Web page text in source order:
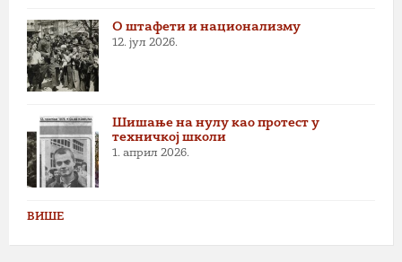
О штафети и национализму
12. јул 2026.
Шишање на нулу као протест у
техничкој школи
1. април 2026.
ВИШЕ